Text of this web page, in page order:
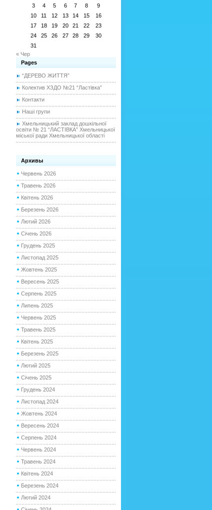
3
4 5 6 7 8
9
10
11 12 13 14 15
16
17
18 19 20 21 22
23
24
25 26 27 28 29
30
31
« Чер
Pages
“ДЕРЕВО ЖИТТЯ”
Колектив ХЗДО №21 “Ластівка”
Контакти
Наші групи
Хмельницький заклад дошкільної
освіти № 21 “ЛАСТІВКА” Хмельницької
міської ради Хмельницької області
Архивы
Червень 2026
Травень 2026
Квітень 2026
Березень 2026
Лютий 2026
Січень 2026
Грудень 2025
Листопад 2025
Жовтень 2025
Вересень 2025
Серпень 2025
Липень 2025
Червень 2025
Травень 2025
Квітень 2025
Березень 2025
Лютий 2025
Січень 2025
Грудень 2024
Листопад 2024
Жовтень 2024
Вересень 2024
Серпень 2024
Червень 2024
Травень 2024
Квітень 2024
Березень 2024
Лютий 2024